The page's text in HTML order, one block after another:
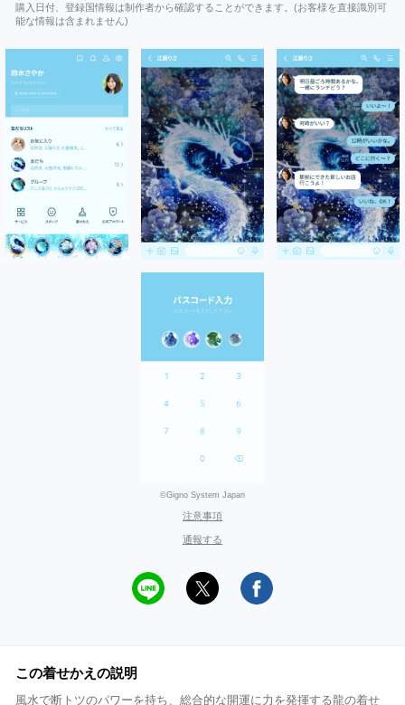
購入日付、登録国情報は制作者から確認することができます。(お客様を直接識別可
能な情報は含まれません)
©Gigno System Japan
注意事項
通報する
この着せかえの説明
風水で断トツのパワーを持ち、総合的な開運に力を発揮する龍の着せ